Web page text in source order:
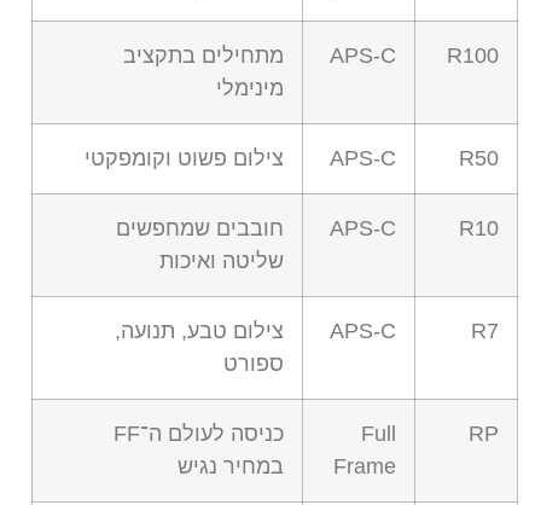
R100
APS-C
מתחילים בתקציב
מינימלי
R50
APS-C צילום פשוט וקומפקטי
R10
APS-C
חובבים שמחפשים
שליטה ואיכות
R7
APS-C
צילום טבע, תנועה,
ספורט
RP
Full
Frame
כניסה לעולם ה־FF
במחיר נגיש